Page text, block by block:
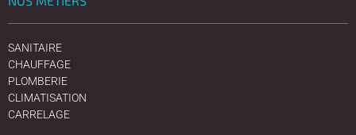
SANITAIRE
CHAUFFAGE
PLOMBERIE
CLIMATISATION
CARRELAGE